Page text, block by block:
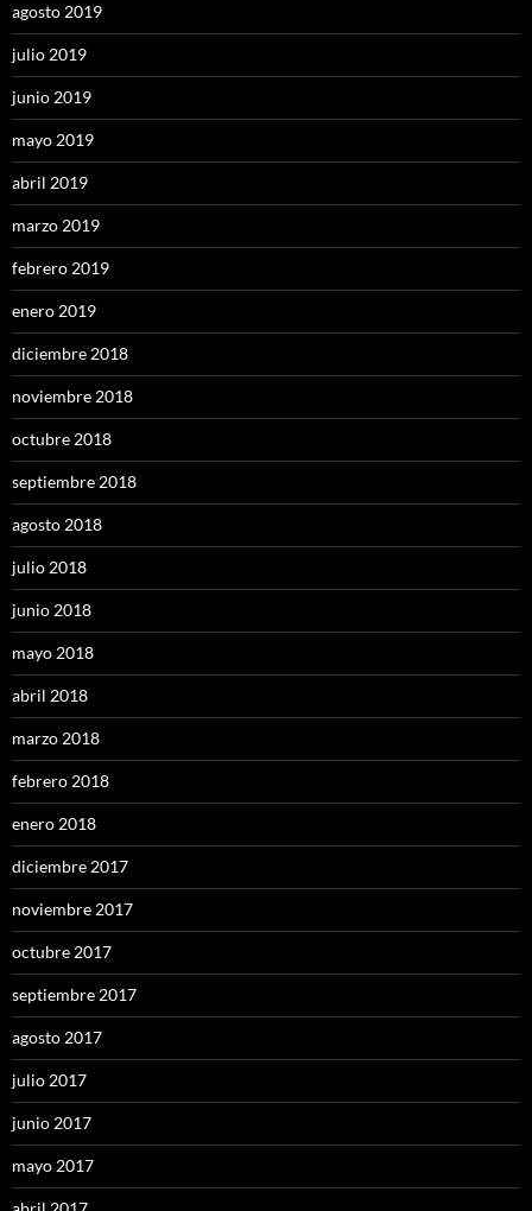
agosto 2019
julio 2019
junio 2019
mayo 2019
abril 2019
marzo 2019
febrero 2019
enero 2019
diciembre 2018
noviembre 2018
octubre 2018
septiembre 2018
agosto 2018
julio 2018
junio 2018
mayo 2018
abril 2018
marzo 2018
febrero 2018
enero 2018
diciembre 2017
noviembre 2017
octubre 2017
septiembre 2017
agosto 2017
julio 2017
junio 2017
mayo 2017